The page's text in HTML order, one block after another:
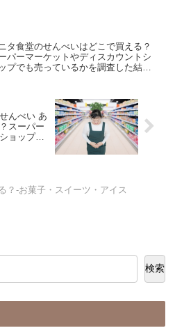
タ食堂のせんべいはどこで買える？
パーマーケットやディスカウントシ
プでも売っているかを調査した結果
んべい あ
スーパー
ョップで
？-お菓子・スイーツ・アイス
検索